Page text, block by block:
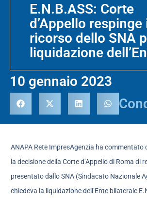
E.N.B.ASS: Corte
d’Appello respinge
ricorso dello SNA
liquidazione
10 gennaio 2023
ANAPA Rete ImpresAgenzia ha commentato
la decisione della Corte d’Appello di Roma di
presentato dallo SNA (Sindacato Nazionale
chiedeva la liquidazione dell’Ente bilaterale